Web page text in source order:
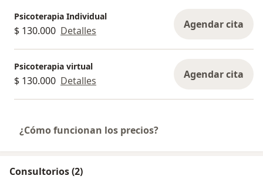
Psicoterapia Individual
$ 130.000 Detalles Agendar cita
Psicoterapia virtual
$ 130.000 Detalles Agendar cita
¿Cómo funcionan los precios?
Consultorios (2)